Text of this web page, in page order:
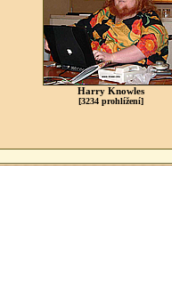
Harry Knowles
[3234 prohlížení]